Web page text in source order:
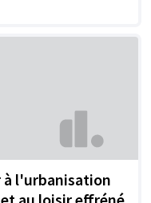
à l'urbanisation